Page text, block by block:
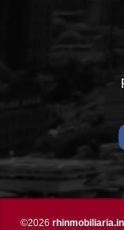
©2026